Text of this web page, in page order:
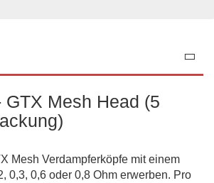
GTX Mesh Head (5
Mesh Verdampferköpfe mit einem
0,3, 0,6 oder 0,8 Ohm erwerben. Pro